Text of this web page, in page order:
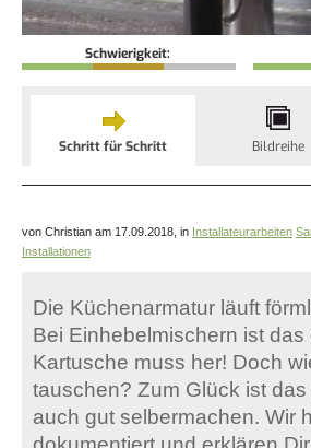
Schwierigkeit:
Schritt für Schritt Bildreihe
von Christian am 17.09.2018, in Installateurarbeiten
Installationen
Die Küchenarmatur läuft
Bei Einhebelmischern ist
Kartusche muss her! Doch
tauschen? Zum Glück ist
auch gut selbermachen. Wir